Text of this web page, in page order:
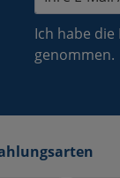
Ich habe die
genommen.